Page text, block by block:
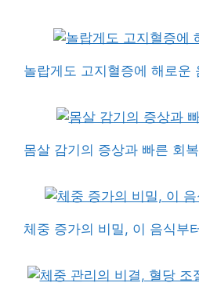
놀랍게도 고지혈증에 해로운
몸살 감기의 증상과 빠른 회
체중 증가의 비밀, 이 음식부